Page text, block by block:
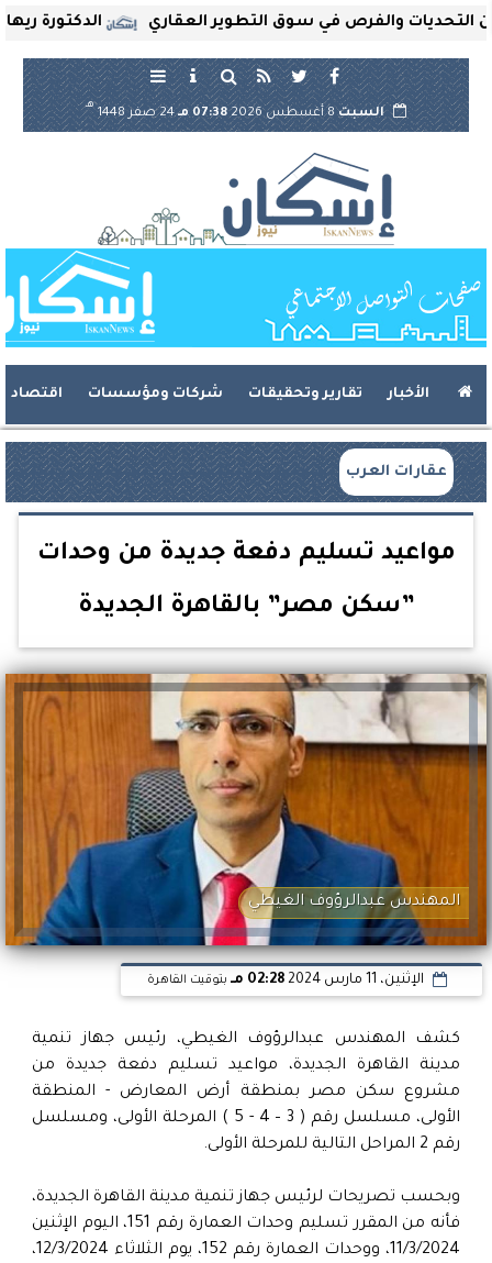
الدكتورة ريهام والفرص في سوق التطوير العقاري
السبت8 أغسطس 2026 07:38 مـ 24 صفر 1448
هـ
الأخبار تقارير وتحقيقات شركات ومؤسسات اقتصاد
عقارات العرب
مواعيد تسليم دفعة جديدة من وحدات
”سكن مصر” بالقاهرة الجديدة
المهندس عبدالرؤوف الغيطي
الإثنين، 11 مارس 2024 02:28 مـ بتوقيت القاهرة
كشف المهندس عبدالرؤوف الغيطي، رئيس جهاز تنمية
مدينة القاهرة الجديدة، مواعيد تسليم دفعة جديدة من
مشروع سكن مصر بمنطقة أرض المعارض - المنطقة
الأولى، مسلسل رقم ( 3 – 4 - 5 ) المرحلة الأولى، ومسلسل
رقم 2 المراحل التالية للمرحلة الأولى.
وبحسب تصريحات لرئيس جهاز تنمية مدينة القاهرة الجديدة،
فأنه من المقرر تسليم وحدات العمارة رقم 151، اليوم الإثنين
11/3/2024، ووحدات العمارة رقم 152، يوم الثلاثاء 12/3/2024،